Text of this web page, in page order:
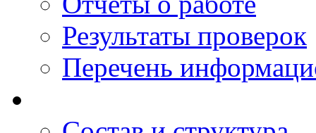
Результаты проверок
Перечень